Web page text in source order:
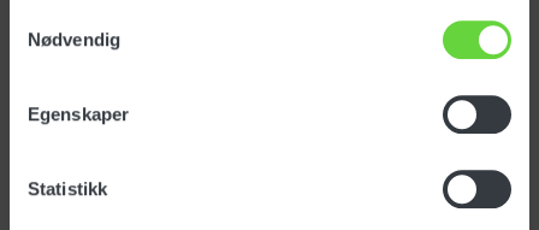
Nødvendig
Egenskaper
Statistikk